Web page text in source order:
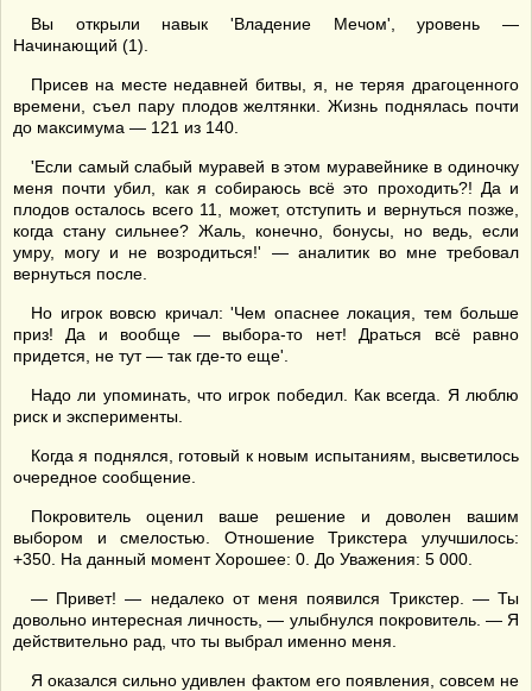
Вы открыли навык 'Владение Мечом', уровень —
Начинающий (1).
Присев на месте недавней битвы, я, не теряя драгоценного
времени, съел пару плодов желтянки. Жизнь поднялась почти
до максимума — 121 из 140.
'Если самый слабый муравей в этом муравейнике в одиночку
меня почти убил, как я собираюсь всё это проходить?! Да и
плодов осталось всего 11, может, отступить и вернуться позже,
когда стану сильнее? Жаль, конечно, бонусы, но ведь, если
умру, могу и не возродиться!' — аналитик во мне требовал
вернуться после.
Но игрок вовсю кричал: 'Чем опаснее локация, тем больше
приз! Да и вообще — выбора-то нет! Драться всё равно
придется, не тут — так где-то еще'.
Надо ли упоминать, что игрок победил. Как всегда. Я люблю
риск и эксперименты.
Когда я поднялся, готовый к новым испытаниям, высветилось
очередное сообщение.
Покровитель оценил ваше решение и доволен вашим
выбором и смелостью. Отношение Трикстера улучшилось:
+350. На данный момент Хорошее: 0. До Уважения: 5 000.
— Привет! — недалеко от меня появился Трикстер. — Ты
довольно интересная личность, — улыбнулся покровитель. — Я
действительно рад, что ты выбрал именно меня.
Я оказался сильно удивлен фактом его появления, совсем не